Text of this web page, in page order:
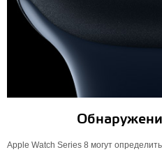
Apple Watch Series 8 могут